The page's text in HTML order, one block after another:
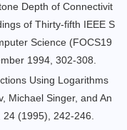
Depth of Connectivit
of Thirty-fifth IEEE S
Science (FOCS19
1994, 302-308.
Using Logarithms
Michael Singer, and An
24 (1995), 242-246.